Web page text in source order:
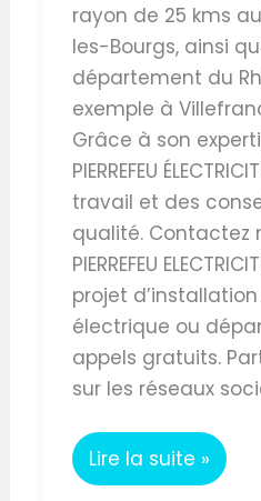
rayon de 25 kms
les-Bourgs, ainsi
département du
exemple à
Grâce à son
PIERREFEU
travail et des
qualité. Contactez
PIERREFEU
projet
électrique ou
appels gratuits.
sur les réseaux
Lire la suite »